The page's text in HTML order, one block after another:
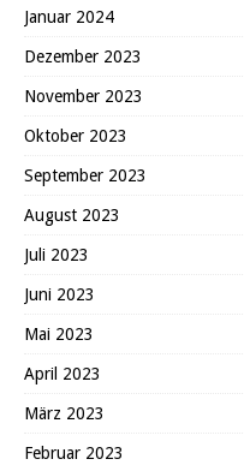
Januar 2024
Dezember 2023
November 2023
Oktober 2023
September 2023
August 2023
Juli 2023
Juni 2023
Mai 2023
April 2023
März 2023
Februar 2023